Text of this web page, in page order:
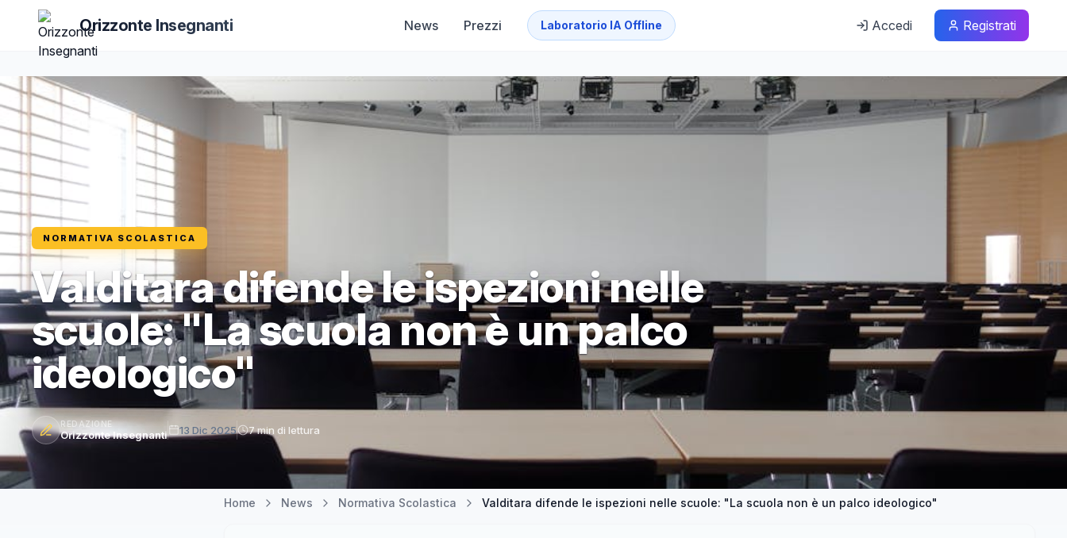
Orizzonte Insegnanti News Prezzi Laboratorio IA Offline Accedi Registrati
NORMATIVA SCOLASTICA
Valditara difende le ispezioni nelle
scuole: "La scuola non è un palco
ideologico"
REDAZIONE
Orizzonte Insegnanti 13 Dic 2025 7 min di lettura
Home News Normativa Scolastica Valditara difende le ispezioni nelle scuole: "La scuola non è un palco ideologico"